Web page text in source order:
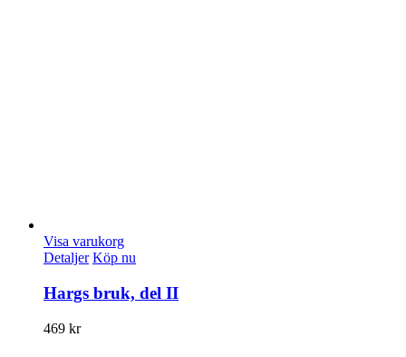
Visa varukorg
Detaljer Köp nu
Hargs bruk, del II
469 kr